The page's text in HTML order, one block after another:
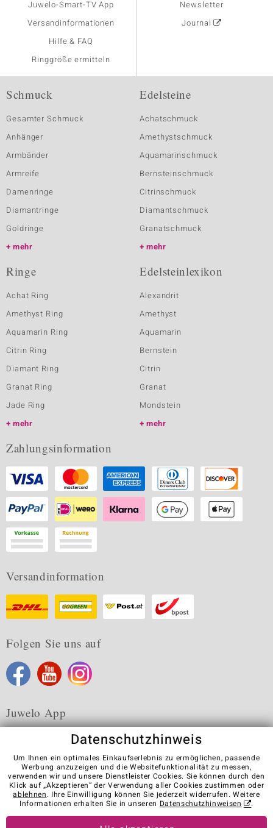
Juwelo-Smart-TV App
Versandinformationen
Hilfe & FAQ
Ringgröße ermitteln
Newsletter
Journal
Schmuck
Gesamter Schmuck
Anhänger
Armbänder
Armreife
Damenringe
Diamantringe
Goldringe
mehr
Edelsteine
Achatschmuck
Amethystschmuck
Aquamarinschmuck
Bernsteinschmuck
Citrinschmuck
Diamantschmuck
Granatschmuck
mehr
Ringe
Achat Ring
Amethyst Ring
Aquamarin Ring
Citrin Ring
Diamant Ring
Granat Ring
Jade Ring
mehr
Edelsteinlexikon
Alexandrit
Amethyst
Aquamarin
Bernstein
Citrin
Granat
Mondstein
mehr
Zahlungsinformation
Versandinformation
Folgen Sie uns auf
Juwelo App
Karriere AGB Datenschutz Cookies
Impressum
Kontakt
Vertrag widerrufen
Visit our stores in other countries:
Datenschutzhinweis
Um Ihnen ein optimales Einkaufserlebnis zu ermöglichen, passende
Werbung anzuzeigen und die Websitefunktionalität zu messen,
verwenden wir und unsere Dienstleister Cookies. Sie können durch den
Klick auf „Akzeptieren“ der Verwendung aller Cookies zustimmen oder
ablehnen. Ihre Einwilligung können Sie jederzeit widerrufen. Weitere
Informationen erhalten Sie in unseren Datenschutzhinweisen .